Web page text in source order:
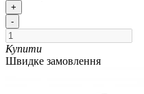
+
-
Купити
Швидке замовлення